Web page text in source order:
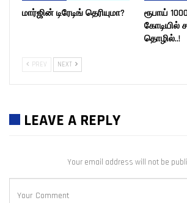
மார்ஜின் டிரேடிங் தெரியுமா?
ரூபாய்
கோடியில்
தொழில்..!
PREV NEXT
LEAVE A REPLY
Your email address will not be